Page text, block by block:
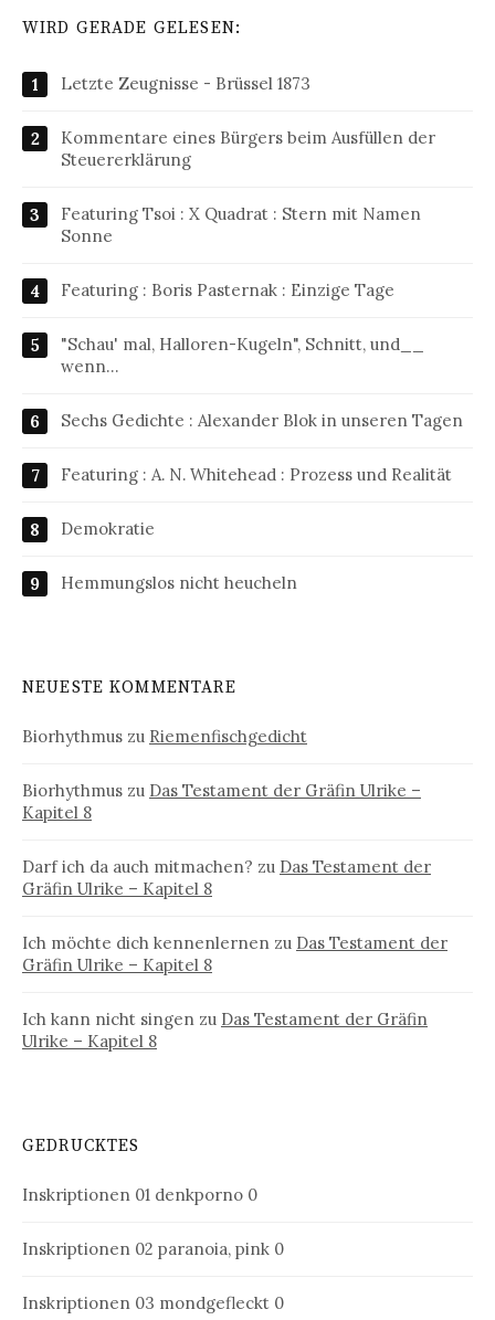
WIRD GERADE GELESEN:
Letzte Zeugnisse - Brüssel 1873
Kommentare eines Bürgers beim Ausfüllen der
Steuererklärung
Featuring Tsoi : X Quadrat : Stern mit Namen
Sonne
Featuring : Boris Pasternak : Einzige Tage
"Schau' mal, Halloren-Kugeln", Schnitt, und__
wenn…
Sechs Gedichte : Alexander Blok in unseren Tagen
Featuring : A. N. Whitehead : Prozess und Realität
Demokratie
Hemmungslos nicht heucheln
NEUESTE KOMMENTARE
Biorhythmus zu Riemenfischgedicht
Biorhythmus zu Das Testament der Gräfin Ulrike –
Kapitel 8
Darf ich da auch mitmachen? zu Das Testament der
Gräfin Ulrike – Kapitel 8
Ich möchte dich kennenlernen zu Das Testament der
Gräfin Ulrike – Kapitel 8
Ich kann nicht singen zu Das Testament der Gräfin
Ulrike – Kapitel 8
GEDRUCKTES
Inskriptionen 01 denkporno 0
Inskriptionen 02 paranoia, pink 0
Inskriptionen 03 mondgefleckt 0